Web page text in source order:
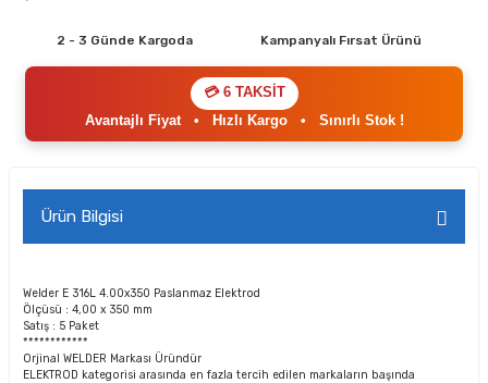
2 - 3 Günde Kargoda Kampanyalı Fırsat Ürünü
💳 6 TAKSİT
Avantajlı Fiyat• Hızlı Kargo• Sınırlı Stok !
Ürün Bilgisi
Welder E 316L 4.00x350 Paslanmaz Elektrod
Ölçüsü : 4,00 x 350 mm
Satış : 5 Paket
************
Orjinal WELDER Markası Üründür
ELEKTROD kategorisi arasında en fazla tercih edilen markaların başında